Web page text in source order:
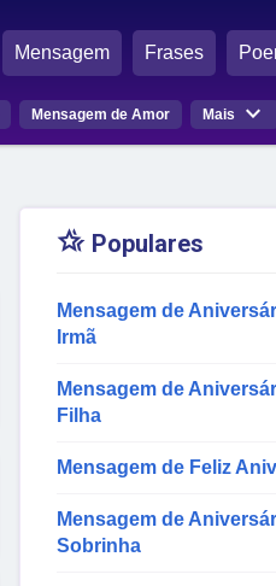
Mensagem Frases
Mensagem de Amor Mais 
 Populares
Mensagem de
Irmã
Mensagem de
Filha
Mensagem de Feliz
Mensagem de
Sobrinha